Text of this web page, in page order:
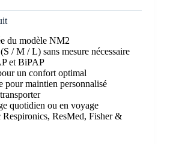
du modèle NM2
/ M / L) sans mesure nécessaire
et BiPAP
un confort optimal
pour maintien personnalisé
quotidien ou en voyage
Respironics, ResMed, Fisher &